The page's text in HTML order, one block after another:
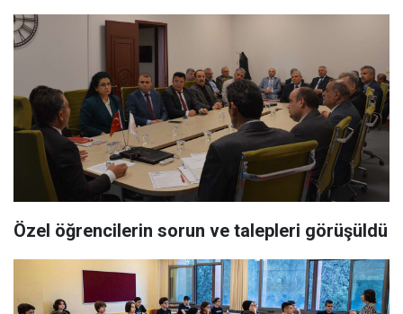
Özel öğrencilerin sorun ve talepleri görüşüldü